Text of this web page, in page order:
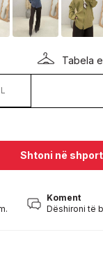
Tabela
L
Shtoni në
Koment
Dëshironi të